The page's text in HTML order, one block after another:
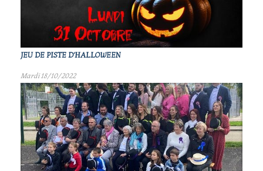
JEU DE PISTE D'HALLOWEEN
Mardi 18/10/2022